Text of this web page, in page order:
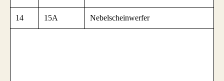
14 15A Nebelscheinwerfer